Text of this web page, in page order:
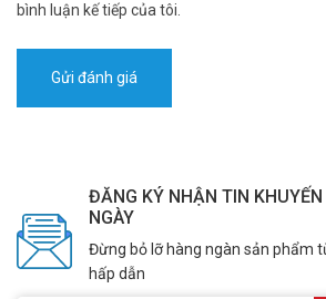
bình luận kế tiếp của tôi.
ĐĂNG KÝ NHẬN TIN
NGÀY
Đừng bỏ lỡ hàng ngàn sản phẩm
hấp dẫn